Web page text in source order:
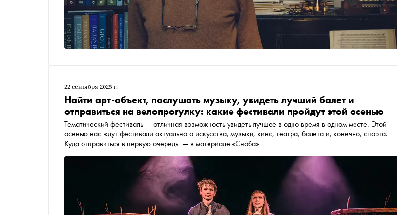
22 сентября 2025 г.
Найти арт-объект, послушать музыку, увидеть лучший балет и
отправиться на велопрогулку: какие фестивали пройдут этой осенью
Тематический фестиваль — отличная возможность увидеть лучшее в одно время в одном месте. Этой
осенью нас ждут фестивали актуального искусства, музыки, кино, театра, балета и, конечно, спорта.
Куда отправиться в первую очередь — в материале «Сноба»